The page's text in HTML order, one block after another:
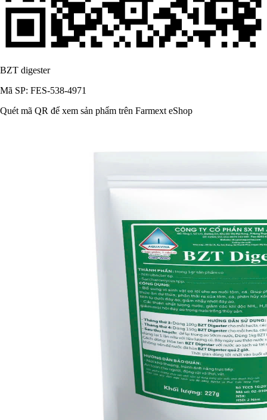
BZT digester
Mã SP: FES-538-4971
Quét mã QR để xem sản phẩm trên Farmext eShop